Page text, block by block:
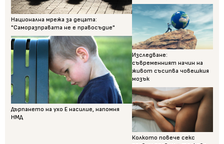
Национална мрежа за децата:
"Саморазправата не е правосъдие"
Дърпането на ухо Е насилие, напомня
НМД
Изследване:
съвременният начин на
живот съсипва човешкия
мозък
Колкото повече секс